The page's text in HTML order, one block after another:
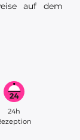
auf dem
24h